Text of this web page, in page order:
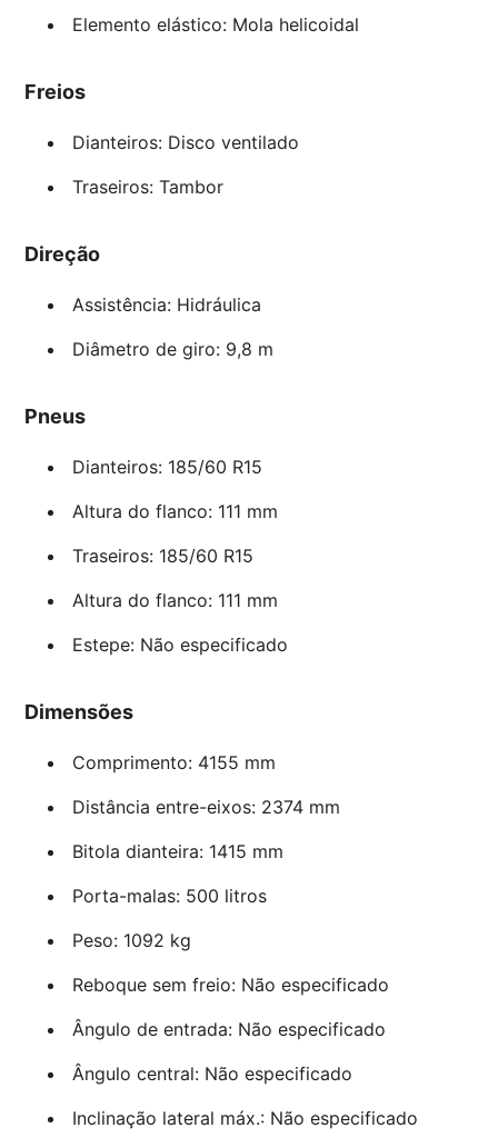
Elemento elástico: Mola helicoidal
Freios
Dianteiros: Disco ventilado
Traseiros: Tambor
Direção
Assistência: Hidráulica
Diâmetro de giro: 9,8 m
Pneus
Dianteiros: 185/60 R15
Altura do flanco: 111 mm
Traseiros: 185/60 R15
Altura do flanco: 111 mm
Estepe: Não especificado
Dimensões
Comprimento: 4155 mm
Distância entre-eixos: 2374 mm
Bitola dianteira: 1415 mm
Porta-malas: 500 litros
Peso: 1092 kg
Reboque sem freio: Não especificado
Ângulo de entrada: Não especificado
Ângulo central: Não especificado
Inclinação lateral máx.: Não especificado